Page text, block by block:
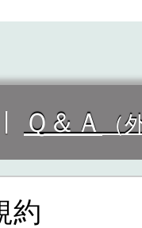
Ｑ＆Ａ （
約